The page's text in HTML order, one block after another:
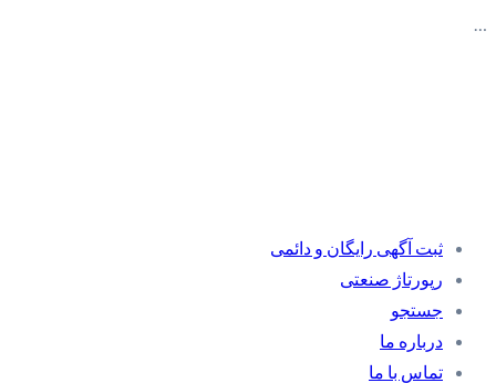
…
ثبت آگهی رایگان و دائمی
رپورتاژ صنعتی
جستجو
درباره ما
تماس با ما